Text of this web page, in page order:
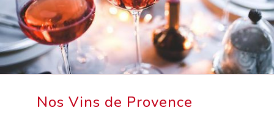
Nos Vins de Provence